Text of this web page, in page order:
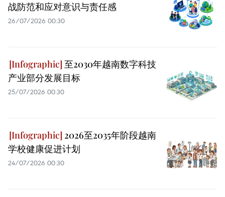
战防范和应对意识与责任感
26/07/2026 00:30
至2030年越南数字科技
产业部分发展目标
25/07/2026 00:30
2026至2035年阶段越南
学校健康促进计划
24/07/2026 00:30